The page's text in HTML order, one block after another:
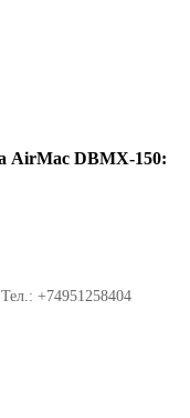
AirMac DBMX-150:
+74951258404